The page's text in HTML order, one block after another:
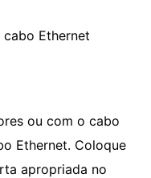
Ethernet
ou com o cabo
Ethernet. Coloque
apropriada no